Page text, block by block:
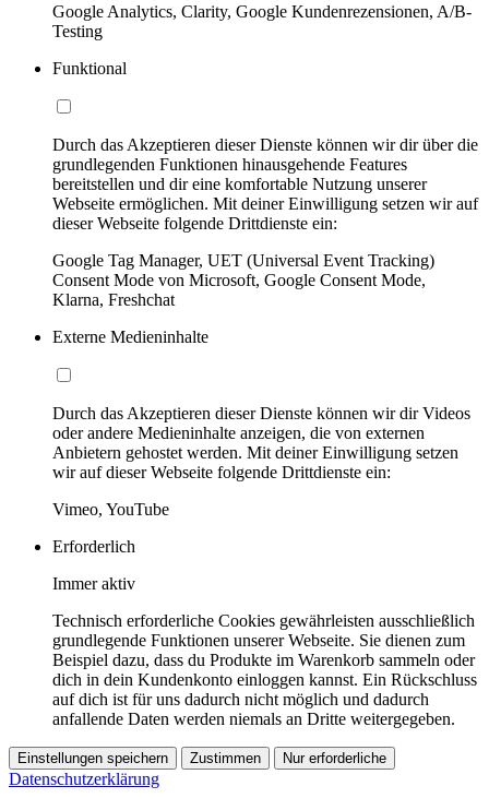
Google Analytics, Clarity, Google Kundenrezensionen, A/B-
Testing
Funktional
Durch das Akzeptieren dieser Dienste können wir dir über die
grundlegenden Funktionen hinausgehende Features
bereitstellen und dir eine komfortable Nutzung unserer
Webseite ermöglichen. Mit deiner Einwilligung setzen wir auf
dieser Webseite folgende Drittdienste ein:
Google Tag Manager, UET (Universal Event Tracking)
Consent Mode von Microsoft, Google Consent Mode,
Klarna, Freshchat
Externe Medieninhalte
Durch das Akzeptieren dieser Dienste können wir dir Videos
oder andere Medieninhalte anzeigen, die von externen
Anbietern gehostet werden. Mit deiner Einwilligung setzen
wir auf dieser Webseite folgende Drittdienste ein:
Vimeo, YouTube
Erforderlich
Immer aktiv
Technisch erforderliche Cookies gewährleisten ausschließlich
grundlegende Funktionen unserer Webseite. Sie dienen zum
Beispiel dazu, dass du Produkte im Warenkorb sammeln oder
dich in dein Kundenkonto einloggen kannst. Ein Rückschluss
auf dich ist für uns dadurch nicht möglich und dadurch
anfallende Daten werden niemals an Dritte weitergegeben.
Einstellungen speichern Zustimmen Nur erforderliche
Datenschutzerklärung